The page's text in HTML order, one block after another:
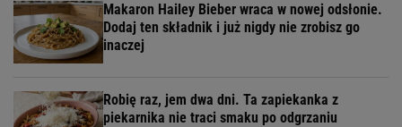
Makaron Hailey Bieber wraca w nowej odsłonie.
Dodaj ten składnik i już nigdy nie zrobisz go
inaczej
Robię raz, jem dwa dni. Ta zapiekanka z
piekarnika nie traci smaku po odgrzaniu